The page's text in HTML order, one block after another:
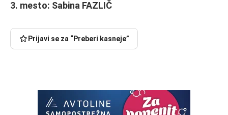
3. mesto: Sabina FAZLIČ
Prijavi se za “Preberi kasneje”